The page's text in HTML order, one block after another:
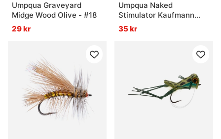
Umpqua Graveyard
Midge Wood Olive - #18
29 kr
Umpqua Naked
Stimulator Kaufmann
Purple - #10
35 kr